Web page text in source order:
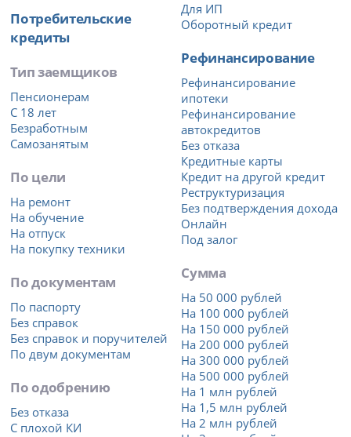
Потребительские
кредиты
Тип заемщиков
Пенсионерам
С 18 лет
Безработным
Самозанятым
По цели
На ремонт
На обучение
На отпуск
На покупку техники
По документам
По паспорту
Без справок
Без справок и поручителей
По двум документам
По одобрению
Без отказа
С плохой КИ
Для ИП
Оборотный кредит
Рефинансирование
Рефинансирование
ипотеки
Рефинансирование
автокредитов
Без отказа
Кредитные карты
Кредит на другой кредит
Реструктуризация
Без подтверждения дохода
Онлайн
Под залог
Сумма
На 50 000 рублей
На 100 000 рублей
На 150 000 рублей
На 200 000 рублей
На 300 000 рублей
На 500 000 рублей
На 1 млн рублей
На 1,5 млн рублей
На 2 млн рублей